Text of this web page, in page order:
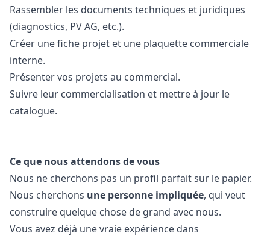
Rassembler les documents techniques et juridiques
(diagnostics, PV AG, etc.).
Créer une fiche projet et une plaquette commerciale
interne.
Présenter vos projets au commercial.
Suivre leur commercialisation et mettre à jour le
catalogue.
Ce que nous attendons de vous
Nous ne cherchons pas un profil parfait sur le papier.
Nous cherchons une personne impliquée, qui veut
construire quelque chose de grand avec nous.
Vous avez déjà une vraie expérience dans